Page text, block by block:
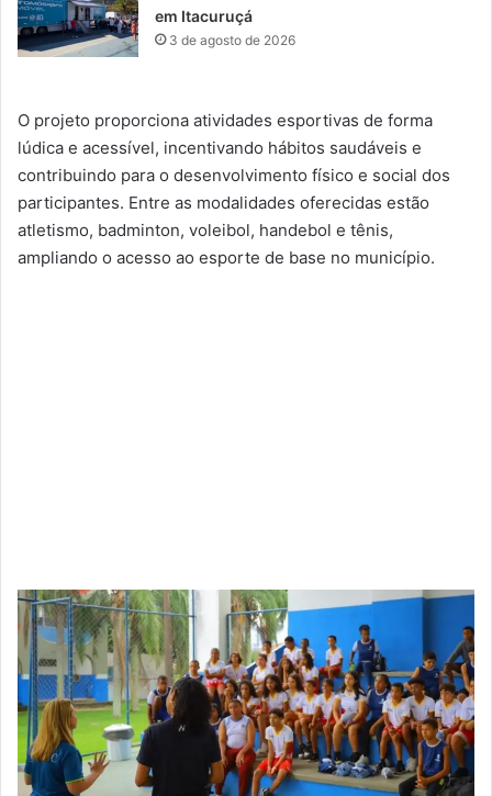
em Itacuruçá
3 de agosto de 2026
O projeto proporciona atividades esportivas de forma
lúdica e acessível, incentivando hábitos saudáveis e
contribuindo para o desenvolvimento físico e social dos
participantes. Entre as modalidades oferecidas estão
atletismo, badminton, voleibol, handebol e tênis,
ampliando o acesso ao esporte de base no município.